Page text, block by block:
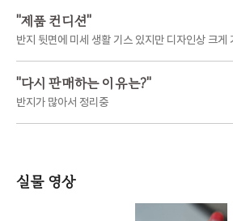
"제품 컨디션"
반지 뒷면에 미세 생활 기스 있지만 디자인상 크게
"다시 판매하는 이유는?"
반지가 많아서 정리중
실물 영상